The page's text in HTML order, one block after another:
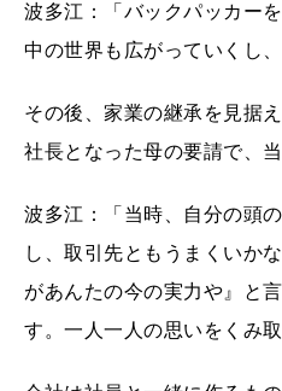
波多江：「バックパッカー
中の世界も広がっていくし
その後、家業の継承を見据
社長となった母の要請で、
波多江：「当時、自分の頭
し、取引先ともうまくいか
があんたの今の実力や』と
す。一人一人の思いをくみ